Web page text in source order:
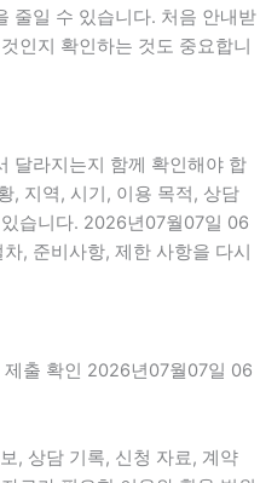
줄일 수 있습니다. 처음 안내받
인지 확인하는 것도 중요합니
달라지는지 함께 확인해야 합
, 지역, 시기, 이용 목적, 상담
습니다. 2026년07월07일 06
, 준비사항, 제한 사항을 다시
출 확인 2026년07월07일 06
, 상담 기록, 신청 자료, 계약